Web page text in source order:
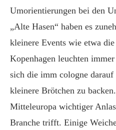
Umorientierungen bei den
„Alte Hasen“ haben es
kleinere Events wie etwa
Kopenhagen leuchten
sich die imm cologne
kleinere Brötchen zu
Mitteleuropa wichtiger
Branche trifft. Einige